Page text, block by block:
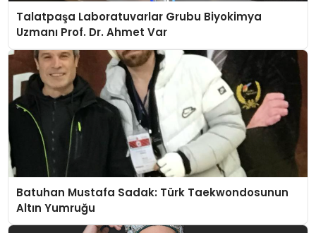
Talatpaşa Laboratuvarlar Grubu Biyokimya
Uzmanı Prof. Dr. Ahmet Var
Batuhan Mustafa Sadak: Türk Taekwondosunun
Altın Yumruğu